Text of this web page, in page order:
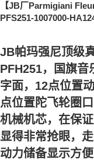
【JB厂Parmigiani
PFS251-1007000-
JB帕玛强尼顶级
PFH251，国旗音
字面，12点位置
点位置陀飞轮圈
机械机芯，在保
显得非常抢眼，
动力储备显示方